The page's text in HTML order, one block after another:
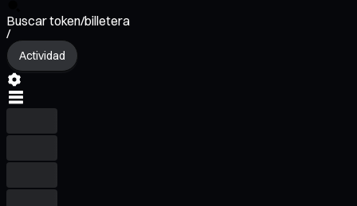
Buscar token/billetera
/
Actividad